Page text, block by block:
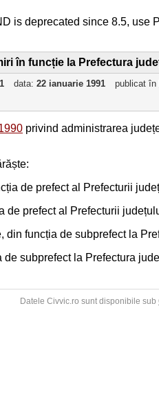
is deprecated since 8.5, use
în funcție la Prefectura
data: 22 ianuarie 1991 publicat în
privind administrarea
de prefect al Prefecturii
de prefect al Prefecturii
din funcția de subprefect la
subprefect la Prefectura
Datele Civvic.ro sunt disponibile sub